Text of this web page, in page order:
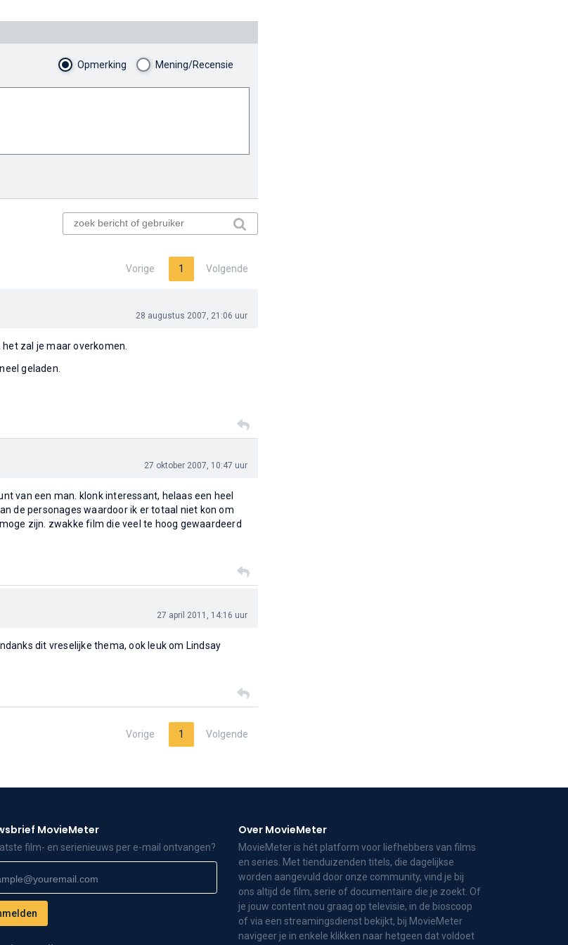
Opmerking Mening/Recensie
Vorige 1 Volgende
28 augustus 2007, 21:06 uur
zal je maar overkomen.
geladen.
27 oktober 2007, 10:47 uur
van een man. klonk interessant, helaas een heel
de personages waardoor ik er totaal niet kon om
zijn. zwakke film die veel te hoog gewaardeerd
27 april 2011, 14:16 uur
dit vreselijke thema, ook leuk om Lindsay
Vorige 1 Volgende
MovieMeter
film- en serienieuws per e-mail ontvangen?
Over MovieMeter
MovieMeter is hét platform voor liefhebbers van films
en series. Met tienduizenden titels, die dagelijkse
worden aangevuld door onze community, vind je bij
ons altijd de film, serie of documentaire die je zoekt. Of
je jouw content nou graag op televisie, in de bioscoop
of via een streamingsdienst bekijkt, bij MovieMeter
navigeer je in enkele klikken naar hetgeen dat voldoet